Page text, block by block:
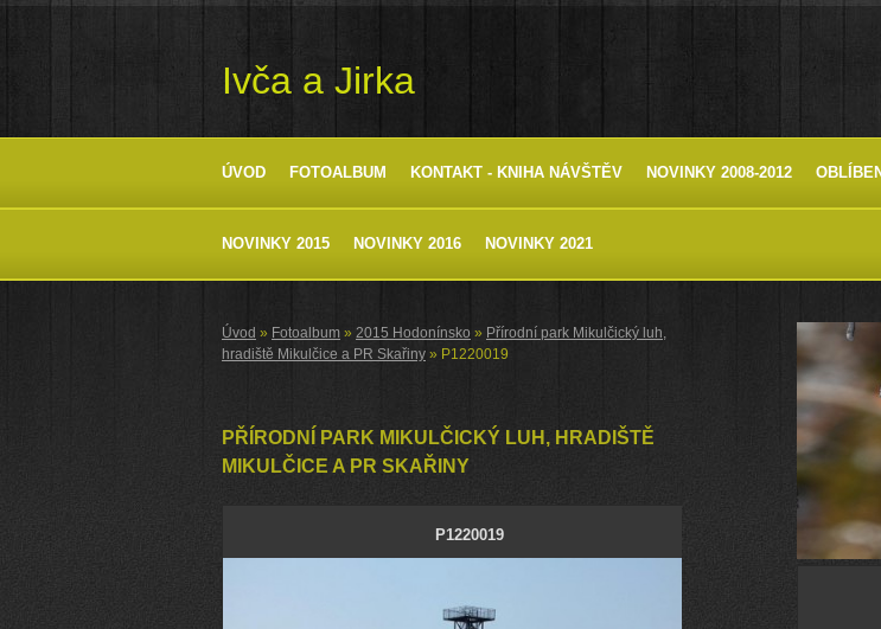
Ivča a Jirka
ÚVOD FOTOALBUM KONTAKT - KNIHA NÁVŠTĚV NOVINKY 2008-2012
NOVINKY 2015 NOVINKY 2016 NOVINKY 2021
Úvod » Fotoalbum » 2015 Hodonínsko » Přírodní park Mikulčický luh,
hradiště Mikulčice a PR Skařiny » P1220019
PŘÍRODNÍ PARK MIKULČICKÝ LUH, HRADIŠTĚ
MIKULČICE A PR SKAŘINY
P1220019